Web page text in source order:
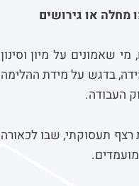
מחלה או גירושים
שאמונים על מיון וסינון
בדגש על מידת ההלימה
העבודה.
רצף תעסוקתי, שבו לכאורה